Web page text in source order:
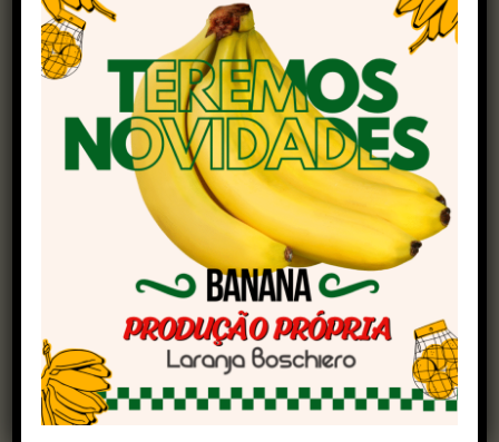
Trocando as cores, outra que impressionou pelo
tamanho foi aCase IHao dedicar boa parte de
seu amplo espaço na feira para a maior
colheitadeira monorrotor do mundo. A Axial-
Flow AF10 Automation possui motor e tanque de
grãos de mesmas capacidades que a sua
concorrente amarela (775 cavalos e 20 mil
De acordo com o vice-presidente da empresa
para a América Latina, Christian Gonzalez, o
modelo conta, ainda, com manobra de
cabeceira autônoma, compartilhamento de